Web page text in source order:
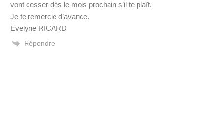
vont cesser dès le mois prochain s’il te plaît.
Je te remercie d’avance.
Evelyne RICARD
Répondre